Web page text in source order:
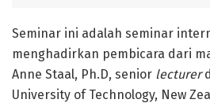
Seminar ini adalah seminar
menghadirkan pembicara dari
Anne Staal, Ph.D, senior lecturer
University of Technology, New